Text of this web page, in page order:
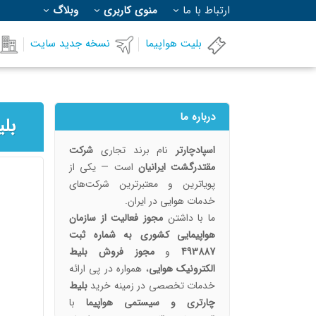
بلیت هواپیما نسخه جدید سایت
ارتباط با ما منوی کاربری وبلاگ
درباره ما
اسپادچارتر نام برند تجاری شرکت
مقتدرگشت ایرانیان است — یکی از
پویا‌ترین و معتبرترین شرکت‌های
خدمات هوایی در ایران.
ما با داشتن مجوز فعالیت از سازمان
هواپیمایی کشوری به شماره ثبت
493887 ومجوز فروش بلیط
الکترونیک هوایی، همواره در پی ارائه
خدمات تخصصی در زمینه خرید بلیط
چارتری و سیستمی هواپیما با